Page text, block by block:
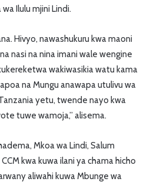
Ilulu mjini Lindi.
Hivyo, nawashukuru kwa maoni
nasi na nina imani wale wengine
wakiwasikia watu kama
na Mungu anawapa utulivu wa
yetu, twende nayo kwa
tuwe wamoja,” alisema.
Mkoa wa Lindi, Salum
kwa kuwa ilani ya chama hicho
aliwahi kuwa Mbunge wa